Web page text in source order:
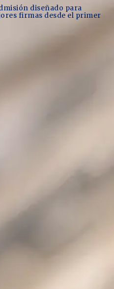
diseñado para
firmas desde el primer